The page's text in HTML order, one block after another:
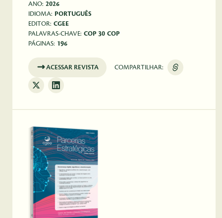
ANO: 2026
IDIOMA: PORTUGUÊS
EDITOR: CGEE
PALAVRAS-CHAVE: COP 30 COP
PÁGINAS: 196
ACESSAR REVISTA COMPARTILHAR: